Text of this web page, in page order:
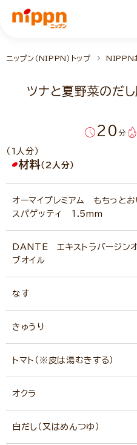
ニップン（NIPPN）トップ NIPPN
ツナと夏野菜のだ
20 分
（1人分）
材料（2人分）
オーマイプレミアム もちっとお
スパゲッティ 1.5mm
DANTE エキストラバージン
ブオイル
なす
きゅうり
トマト（※皮は湯むきする）
オクラ
白だし（又はめんつゆ）